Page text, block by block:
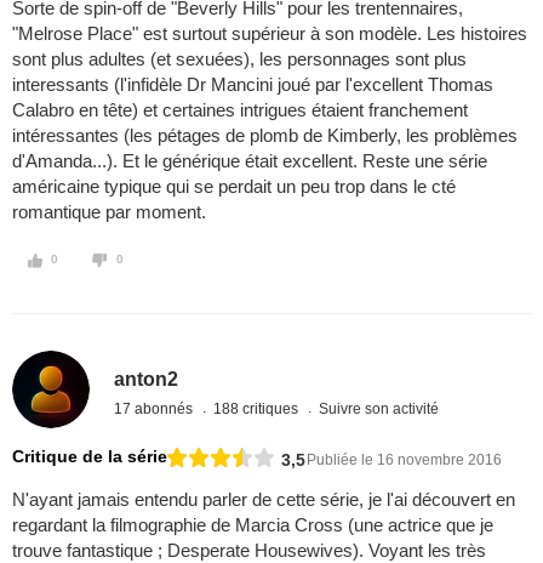
Sorte de spin-off de "Beverly Hills" pour les trentennaires,
"Melrose Place" est surtout supérieur à son modèle. Les histoires
sont plus adultes (et sexuées), les personnages sont plus
interessants (l'infidèle Dr Mancini joué par l'excellent Thomas
Calabro en tête) et certaines intrigues étaient franchement
intéressantes (les pétages de plomb de Kimberly, les problèmes
d'Amanda...). Et le générique était excellent. Reste une série
américaine typique qui se perdait un peu trop dans le cté
romantique par moment.
0 0
anton2
17 abonnés 188 critiques Suivre son activité
Critique de la série 3,5 Publiée le 16 novembre 2016
N'ayant jamais entendu parler de cette série, je l'ai découvert en
regardant la filmographie de Marcia Cross (une actrice que je
trouve fantastique ; Desperate Housewives). Voyant les très